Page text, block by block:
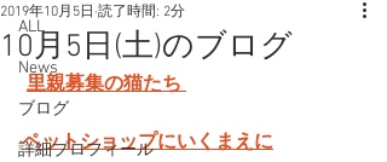
ALL
News
ブログ
詳細プロフィール
10月5日(土)のブログ
2019年10月5日 読了時間: 2分
里親募集の猫たち
ペットショップにいくまえに